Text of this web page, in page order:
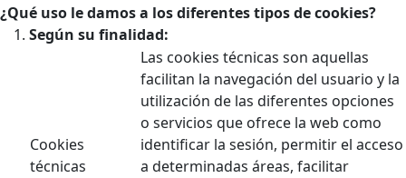
¿Qué uso le damos a los diferentes tipos de cookies?
Según su finalidad:
Cookies
técnicas
Las cookies técnicas son aquellas
facilitan la navegación del usuario y la
utilización de las diferentes opciones
o servicios que ofrece la web como
identificar la sesión, permitir el acceso
a determinadas áreas, facilitar